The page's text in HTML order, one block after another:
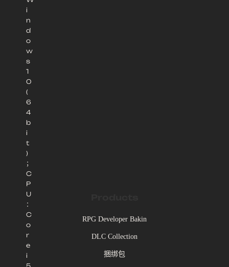
i
n
d
o
w
s
1
0
(
6
4
b
i
t
)
；
C
P
U
：
C
o
r
e
i
RPG Developer Bakin
DLC Collection
捆绑包